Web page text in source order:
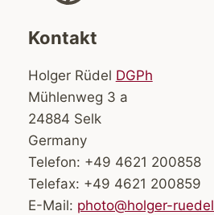
Kontakt
Holger Rüdel DGPh
Mühlenweg 3 a
24884 Selk
Germany
Telefon: +49 4621 200858
Telefax: +49 4621 200859
E-Mail: photo@holger-